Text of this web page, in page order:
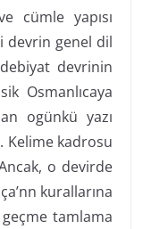
cümle yapısı
devrin genel dil
devrinin
Osmanlıcaya
ogünkü yazı
kadrosu
o devirde
kurallarına
tamlama